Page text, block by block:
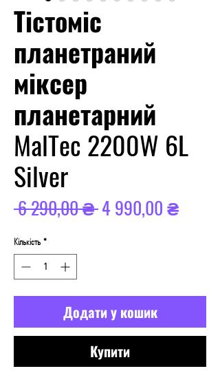
Тістоміс
планетраний
міксер
планетарний
MalTec 2200W 6L
Silver
6 290,00 ₴ Звичайна
4 990,00 ₴За
Кількість *
Додати у кошик
Купити